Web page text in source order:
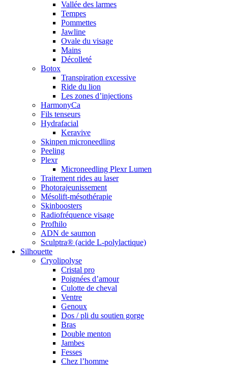
Vallée des larmes
Tempes
Pommettes
Jawline
Ovale du visage
Mains
Décolleté
Botox
Transpiration excessive
Ride du lion
Les zones d’injections
HarmonyCa
Fils tenseurs
Hydrafacial
Keravive
Skinpen microneedling
Peeling
Plexr
Microneedling Plexr Lumen
Traitement rides au laser
Photorajeunissement
Mésolift-mésothérapie
Skinboosters
Radiofréquence visage
Profhilo
ADN de saumon
Sculptra® (acide L-polylactique)
Silhouette
Cryolipolyse
Cristal pro
Poignées d’amour
Culotte de cheval
Ventre
Genoux
Dos / pli du soutien gorge
Bras
Double menton
Jambes
Fesses
Chez l’homme